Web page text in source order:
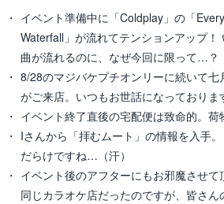
イベント準備中に「Coldplay」の「
Waterfall」が流れてテンションアップ
曲が流れるのに、なぜ今回に限って…？
8/28のマジバケプチオンリーに続いて七
がご来店。いつもお世話になっておりま
イベント終了直後の宅配便は致命的。荷
Iさんから「拝むムート」の情報を入手
だらけですね…（汗）
イベント後のアフターにもお邪魔させて
同じカラオケ店だったのですが、皆さ